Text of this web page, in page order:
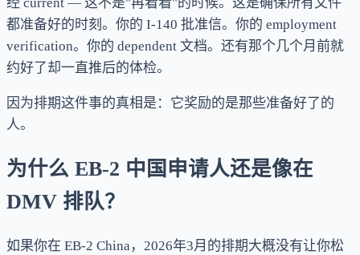
都准备好的时刻。你的 I-140 批准信。你的 employment
verification。你的 dependent 文档。还有那个几个月前就
约好了却一直推后的体检。
因为排期这件事的真相是：它奖励的是那些准备好了的
人。
为什么 EB-2 中国申请人还是像在
DMV 排队？
如果你在 EB-2 China，2026年3月的排期大概没有让你松